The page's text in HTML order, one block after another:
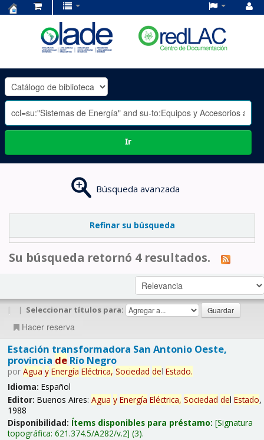
OLADE
-
Ir
Búsqueda avanzada
Refinar su búsqueda
Su búsqueda retornó 4 resultados.
| | Seleccionar títulos para:
Hacer reserva
Estación transformadora San Antonio Oeste,
provincia deRío Negro
por Agua y Energía Eléctrica, Sociedad del Estado.
Idioma: Español
Editor: Buenos Aires: Agua y Energía Eléctrica, Sociedad del Estado,
1988
Disponibilidad: Ítems disponibles para préstamo: Signatura
topográfica: 621.374.5/A282/v.2 (3).